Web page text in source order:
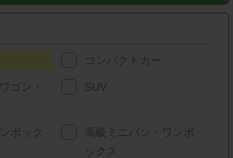
コンパクトカー
ゴン・
SUV
ボック
高級ミニバン・ワンボ
ックス